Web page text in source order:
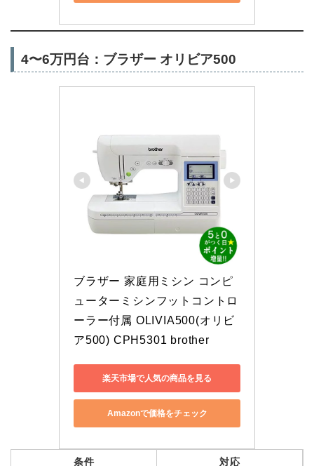
4〜6万円台：ブラザー オリビア500
ブラザー 家庭用ミシン コンピ
ューターミシンフットコントロ
ーラー付属 OLIVIA500(オリビ
ア500) CPH5301 brother
楽天市場で人気の商品を見る
Amazonで価格をチェック
条件 対応